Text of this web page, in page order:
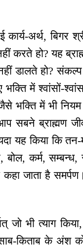
कार्य-अर्थ,
हो? यह
डालते हो? संकल्प
में श्वांसों-
भक्ति में भी
ब्राह्मण
यह किया कि
बोल, कर्म,
कहा जाता है
जो भी त्याग
किताब के अंश